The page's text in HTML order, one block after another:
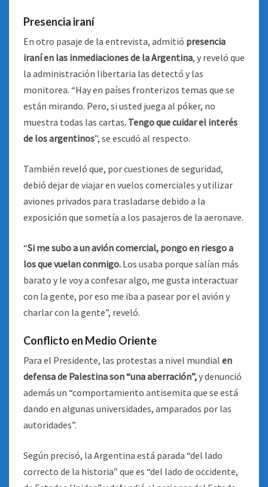
Presencia iraní
En otro pasaje de la entrevista, admitió presencia
iraní en las inmediaciones de la Argentina, y reveló que
la administración libertaria las detectó y las
monitorea. “Hay en países fronterizos temas que se
están mirando. Pero, si usted juega al póker, no
muestra todas las cartas. Tengo que cuidar el interés
de los argentinos”, se escudó al respecto.
También reveló que, por cuestiones de seguridad,
debió dejar de viajar en vuelos comerciales y utilizar
aviones privados para trasladarse debido a la
exposición que sometía a los pasajeros de la aeronave.
“Si me subo a un avión comercial, pongo en riesgo a
los que vuelan conmigo. Los usaba porque salían más
barato y le voy a confesar algo, me gusta interactuar
con la gente, por eso me iba a pasear por el avión y
charlar con la gente”, reveló.
Conflicto en Medio Oriente
Para el Presidente, las protestas a nivel mundial en
defensa de Palestina son “una aberración”,y denunció
además un “comportamiento antisemita que se está
dando en algunas universidades, amparados por las
autoridades”.
Según precisó, la Argentina está parada “del lado
correcto de la historia” que es “del lado de occidente,